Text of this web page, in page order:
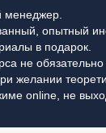
менеджер.
опытный
в подарок.
не
желании
online, не